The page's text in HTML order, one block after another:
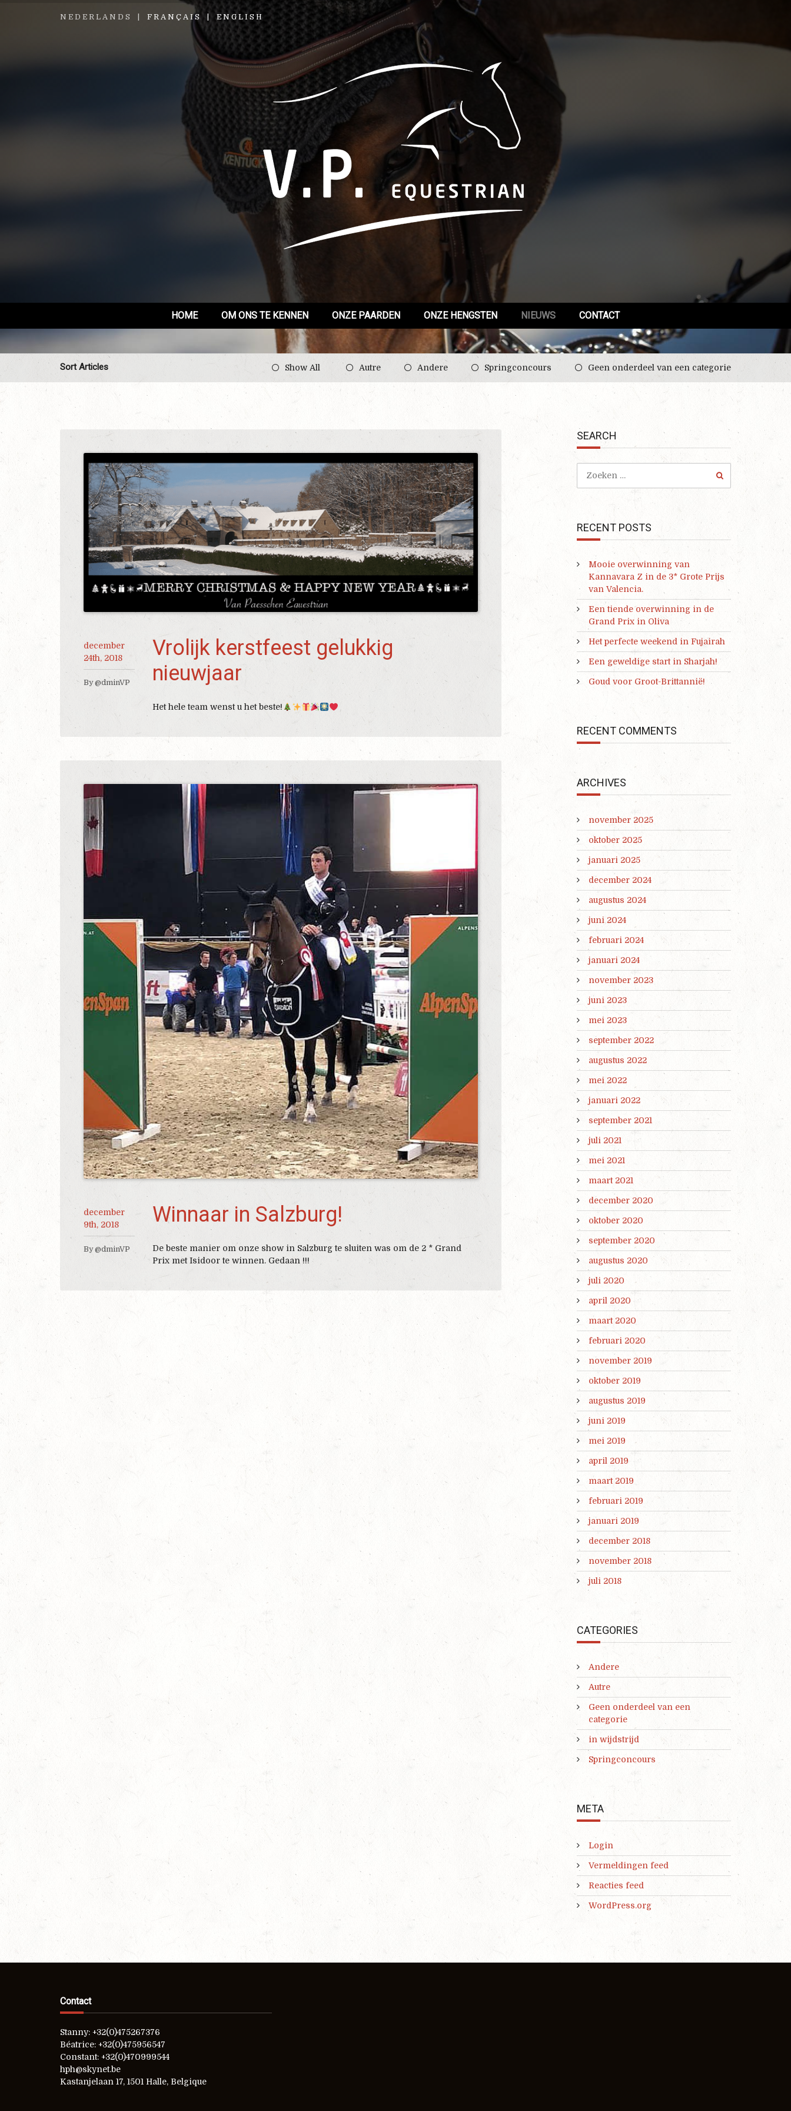
NEDERLANDS FRANÇAIS ENGLISH
HOME OM ONS TE KENNEN ONZE PAARDEN ONZE HENGSTEN NIEUWS CONTACT
Sort Articles Show All Autre Andere Springconcours Geen onderdeel van een categorie
december
24th, 2018
By @dminVP
Vrolijk kerstfeest gelukkig
nieuwjaar
Het hele team wenst u het beste!
december
9th, 2018
By @dminVP
Winnaar in Salzburg!
De beste manier om onze show in Salzburg te sluiten was om de 2 * Grand
Prix met Isidoor te winnen. Gedaan !!!
SEARCH
RECENT POSTS
Mooie overwinning van
Kannavara Z in de 3* Grote Prijs
van Valencia.
Een tiende overwinning in de
Grand Prix in Oliva
Het perfecte weekend in Fujairah
Een geweldige start in Sharjah!
Goud voor Groot-Brittannië!
RECENT COMMENTS
ARCHIVES
november 2025
oktober 2025
januari 2025
december 2024
augustus 2024
juni 2024
februari 2024
januari 2024
november 2023
juni 2023
mei 2023
september 2022
augustus 2022
mei 2022
januari 2022
september 2021
juli 2021
mei 2021
maart 2021
december 2020
oktober 2020
september 2020
augustus 2020
juli 2020
april 2020
maart 2020
februari 2020
november 2019
oktober 2019
augustus 2019
juni 2019
mei 2019
april 2019
maart 2019
februari 2019
januari 2019
december 2018
november 2018
juli 2018
CATEGORIES
Andere
Autre
Geen onderdeel van een
categorie
in wijdstrijd
Springconcours
META
Login
Vermeldingen feed
Reacties feed
WordPress.org
Contact
Stanny: +32(0)475267376
Béatrice: +32(0)475956547
Constant: +32(0)470999544
hph@skynet.be
Kastanjelaan 17, 1501 Halle, Belgique